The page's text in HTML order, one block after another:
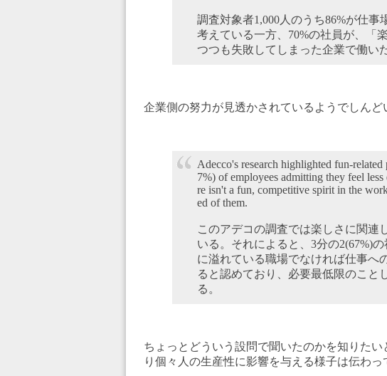
調査対象者1,000人のうち86%が仕
考えている一方、70%の社員が、「
つつも失敗してしまった企業で働い
企業側の努力が見透かされているようでしんど
Adecco's research highlighted fun-
7%) of employees admitting they feel
re isn't a fun, competitive spirit in the
ed of them.
このアデコの調査では楽しさに関連
いる。それによると、3分の2(67%)
に溢れている職場でなければ仕事へ
ると認めており、必要最低限のこと
る。
ちょっとどういう設問で聞いたのかを知りた
り個々人の生産性に影響を与える様子は伝わっ